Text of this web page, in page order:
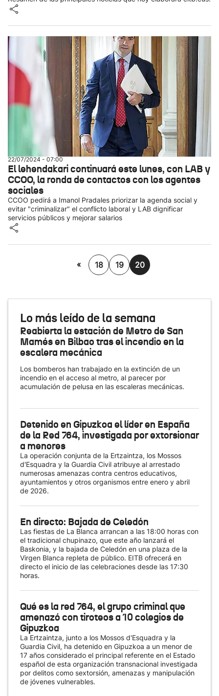
22/07/2024 - 07:00
El lehendakari continuará este lunes, con LAB y
CCOO, la ronda de contactos con los agentes
sociales
CCOO pedirá a Imanol Pradales priorizar la agenda social y
evitar "criminalizar" el conflicto laboral y LAB dignificar
servicios públicos y mejorar salarios
« 18 19 20
Lo más leído de la semana
Reabierta la estación de Metro de San
Mamés en Bilbao tras el incendio en la
escalera mecánica
Los bomberos han trabajado en la extinción de un
incendio en el acceso al metro, al parecer por
acumulación de pelusa en las escaleras mecánicas.
Detenido en Gipuzkoa el líder en España
de la Red 764, investigada por extorsionar
a menores
La operación conjunta de la Ertzaintza, los Mossos
d'Esquadra y la Guardia Civil atribuye al arrestado
numerosas amenazas contra centros educativos,
ayuntamientos y otros organismos entre enero y abril
de 2026.
En directo: Bajada de Celedón
Las fiestas de La Blanca arrancan a las 18:00 horas con
el tradicional chupinazo, que este año lanzará el
Baskonia, y la bajada de Celedón en una plaza de la
Virgen Blanca repleta de público. EITB ofrecerá en
directo el inicio de las celebraciones desde las 17:30
horas.
Qué es la red 764, el grupo criminal que
amenazó con tiroteos a 10 colegios de
Gipuzkoa
La Ertzaintza, junto a los Mossos d'Esquadra y la
Guardia Civil, ha detenido en Gipuzkoa a un menor de
17 años considerado el principal referente en el Estado
español de esta organización transnacional investigada
por delitos como sextorsión, amenazas y manipulación
de jóvenes vulnerables.